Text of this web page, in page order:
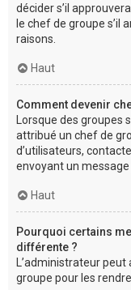
décider s’il
le chef de groupe s’il
raisons.
Haut
Comment devenir
Lorsque des groupes
attribué un chef de
d’utilisateurs,
envoyant un message
Haut
Pourquoi certains
différente ?
L’administrateur
groupe pour les